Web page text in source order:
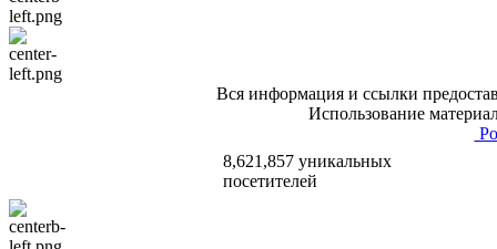
Вся информация и ссылки
Использование
8,621,857 уникальных
посетителей